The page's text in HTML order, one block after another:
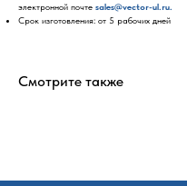
электронной почте sales@vector-ul.ru.
Срок изготовления: от 5 рабочих дней
Смотрите также